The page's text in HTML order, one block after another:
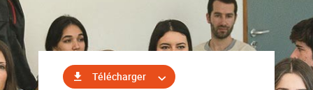
Télécharger